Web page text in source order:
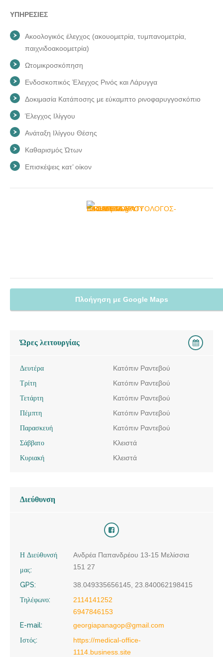
ΥΠΗΡΕΣΙΕΣ
Ακοολογικός έλεγχος (ακουομετρία, τυμπανομετρία,
παιχνιδοακοομετρία)
Ωτομικροσκόπηση
Ενδοσκοπικός Έλεγχος Ρινός και Λάρυγγα
Δοκιμασία Κατάποσης με εύκαμπτο ρινοφαρυγγοσκόπιο
Έλεγχος Ιλίγγου
Ανάταξη Ιλίγγου Θέσης
Καθαρισμός Ώτων
Επισκέψεις κατ’ οίκον
Πλοήγηση με Google Maps
Ώρες λειτουργίας
Δευτέρα
Κατόπιν Ραντεβού
Τρίτη
Κατόπιν Ραντεβού
Τετάρτη
Κατόπιν Ραντεβού
Πέμπτη
Κατόπιν Ραντεβού
Παρασκευή
Κατόπιν Ραντεβού
Σάββατο
Κλειστά
Κυριακή
Κλειστά
Διεύθυνση
Η Διεύθυνσή
μας:
Ανδρέα Παπανδρέου 13-15 Μελίσσια
151 27
GPS:
38.049335656145, 23.840062198415
Τηλέφωνο:
2114141252
6947846153
E-mail:
georgiapanagop@gmail.com
Ιστός:
https://medical-office-
1114.business.site